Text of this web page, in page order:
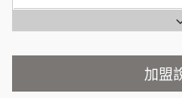
加盟預算
顏 先生/小姐
Ramble Café 漫步藍咖
微風亭鐵板燒加盟說明會
加盟
潮味決-湯滷專門店加盟
鬍子茶加盟說明會
鮮茶道加盟說明會